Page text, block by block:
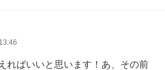
ればいいと思います！あ、その前